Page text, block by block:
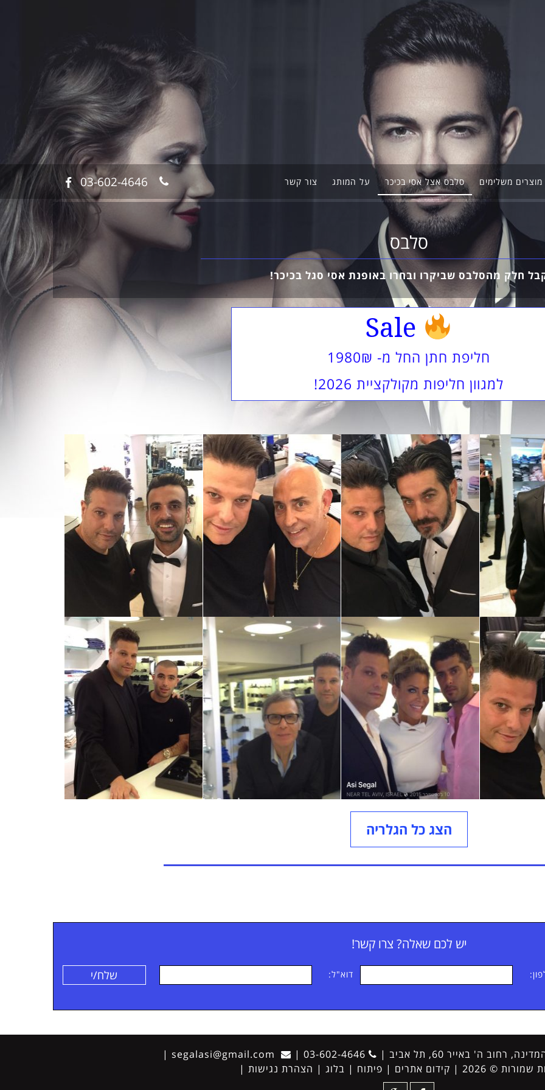
מוצרים משלימים סלבס אצל אסי בכיכר על המותג צור קשר
חייג
סגל
03-602-4646
סלבס
חלק מהסלבס שביקרו ובחרו באופנת אסי סגל בכיכר!
חליפת חתן החל מ- 1980₪
למגוון חליפות מקולקציית 2026!
הצג כל הגלריה
יש לכם שאלה? צרו קשר!
דוא"ל:
רחוב ה' באייר 60, תל אביב | טלפון
03-602-4646
| דוא"ל
segalasi@gmail.com
|
שמורות © 2026 |
קידום אתרים | פיתוח | בלוג | הצהרת נגישות |